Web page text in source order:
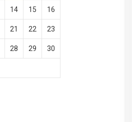
14 15 16
21 22 23
28 29 30